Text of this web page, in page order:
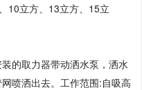
10立方、13立方、15立
的取力器带动洒水泵，洒水
喷洒出去。工作范围:自吸高